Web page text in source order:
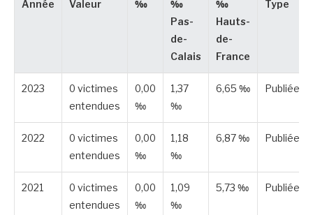
Année Valeur ‰
‰
Pas-
de-
Calais
‰
Hauts-
de-
France
Type
2023
0 victimes
entendues
0,00
‰
1,37
‰
6,65 ‰ Publiée
2022
0 victimes
entendues
0,00
‰
1,18
‰
6,87 ‰ Publiée
2021
0 victimes
entendues
0,00
‰
1,09
‰
5,73 ‰ Publiée